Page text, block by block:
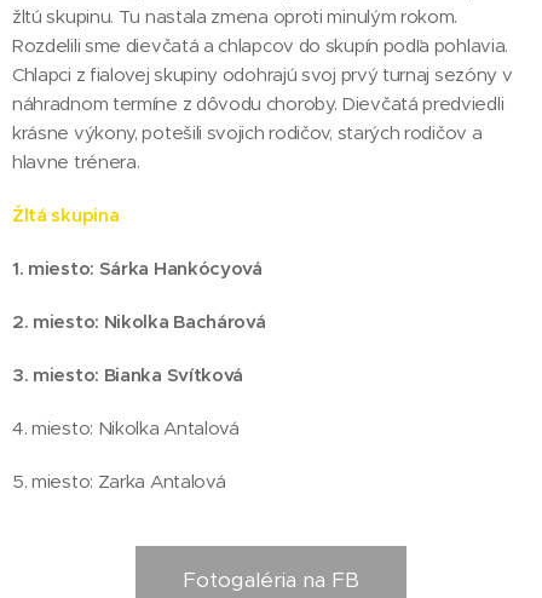
žltú skupinu. Tu nastala zmena oproti minulým rokom.
Rozdelili sme dievčatá a chlapcov do skupín podľa pohlavia.
Chlapci z fialovej skupiny odohrajú svoj prvý turnaj sezóny v
náhradnom termíne z dôvodu choroby. Dievčatá predviedli
krásne výkony, potešili svojich rodičov, starých rodičov a
hlavne trénera.
Žltá skupina
1. miesto: Sárka Hankócyová
2. miesto: Nikolka Bachárová
3. miesto: Bianka Svítková
4. miesto: Nikolka Antalová
5. miesto: Zarka Antalová
Fotogaléria na FB